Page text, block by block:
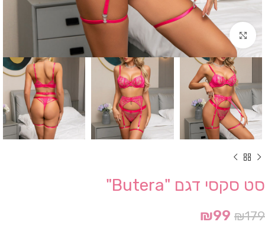
Click to enlarge
סט סקסי דגם "Butera"
₪179
₪99